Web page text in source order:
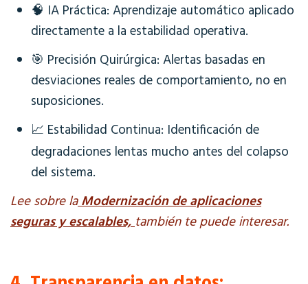
🧠 IA Práctica: Aprendizaje automático aplicado
directamente a la estabilidad operativa.
🎯 Precisión Quirúrgica: Alertas basadas en
desviaciones reales de comportamiento, no en
suposiciones.
📈 Estabilidad Continua: Identificación de
degradaciones lentas mucho antes del colapso
del sistema.
Lee sobre laModernización de aplicaciones
seguras y escalables,también te puede interesar.